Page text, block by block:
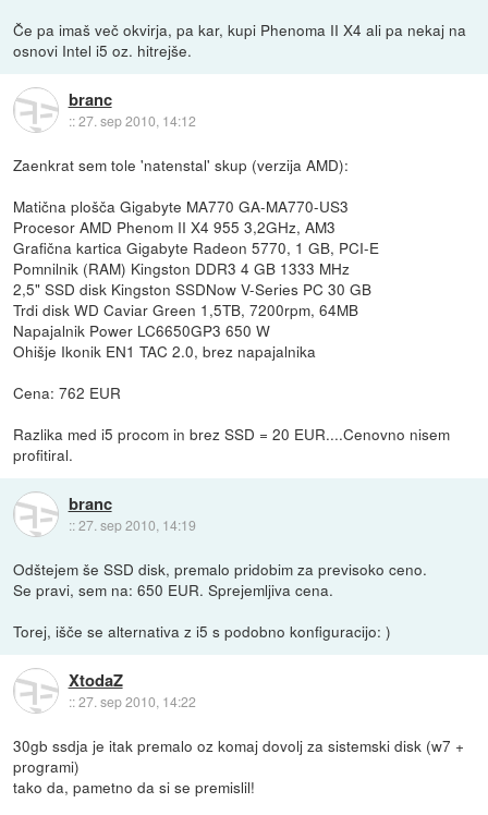
Če pa imaš več okvirja, pa kar, kupi Phenoma II X4 ali pa nekaj na
osnovi Intel i5 oz. hitrejše.
branc
::27. sep 2010, 14:12
Zaenkrat sem tole 'natenstal' skup (verzija AMD):
Matična plošča Gigabyte MA770 GA-MA770-US3
Procesor AMD Phenom II X4 955 3,2GHz, AM3
Grafična kartica Gigabyte Radeon 5770, 1 GB, PCI-E
Pomnilnik (RAM) Kingston DDR3 4 GB 1333 MHz
2,5" SSD disk Kingston SSDNow V-Series PC 30 GB
Trdi disk WD Caviar Green 1,5TB, 7200rpm, 64MB
Napajalnik Power LC6650GP3 650 W
Ohišje Ikonik EN1 TAC 2.0, brez napajalnika
Cena: 762 EUR
Razlika med i5 procom in brez SSD = 20 EUR....Cenovno nisem
profitiral.
branc
::27. sep 2010, 14:19
Odštejem še SSD disk, premalo pridobim za previsoko ceno.
Se pravi, sem na: 650 EUR. Sprejemljiva cena.
Torej, išče se alternativa z i5 s podobno konfiguracijo: )
XtodaZ
::27. sep 2010, 14:22
30gb ssdja je itak premalo oz komaj dovolj za sistemski disk (w7 +
programi)
tako da, pametno da si se premislil!